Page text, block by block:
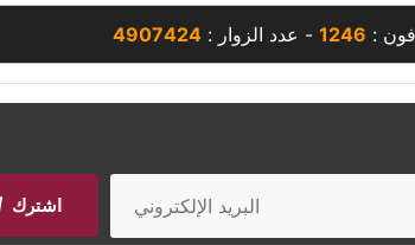
:
1246 - عدد الزوار :4907424
اشترك